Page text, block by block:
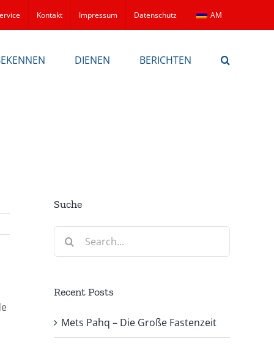
Kontakt Impressum Datenschutz AM
DIENEN BERICHTEN
Suche
Search
Recent Posts
Mets Pahq – Die Große Fastenzeit